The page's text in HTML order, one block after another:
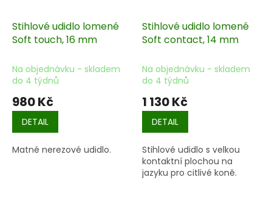
Stihlové udidlo lomené
Soft touch, 16 mm
Na objednávku - skladem
do 4 týdnů
980 Kč
DETAIL
Matné nerezové udidlo.
Stihlové udidlo lomené
Soft contact, 14 mm
Na objednávku - skladem
do 4 týdnů
1 130 Kč
DETAIL
Stihlové udidlo s velkou
kontaktní plochou na
jazyku pro citlivé koně.